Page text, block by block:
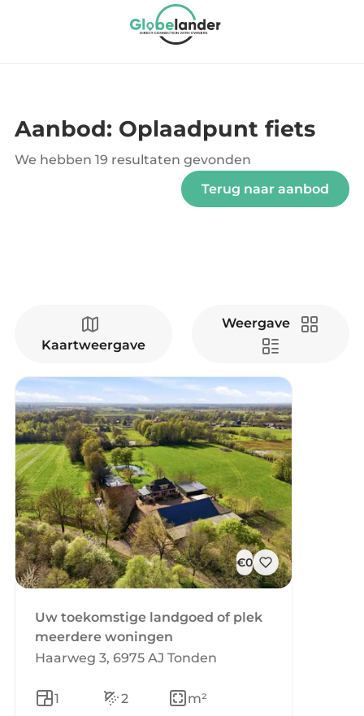
Aanbod: Oplaadpunt fiets
We hebben 19 resultaten gevonden
Terug naar aanbod
Kaartweergave
Weergave
€0
Uw toekomstige landgoed of plek
meerdere woningen
Haarweg 3, 6975 AJ Tonden
1 2 m²